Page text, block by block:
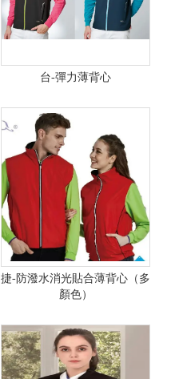
台-彈力薄背心
捷-防潑水消光貼合薄背心（多
顏色）